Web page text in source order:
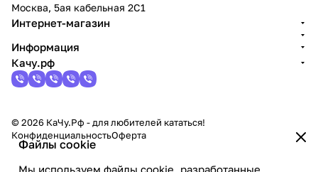
Файлы cookie
Мы используем файлы cookie, разработанные
Москва, 5ая кабельная 2С1
Интернет-магазин
Информация
Качу.рф
© 2026 КаЧу.Рф - для любителей кататься!
КонфиденциальностьОферта